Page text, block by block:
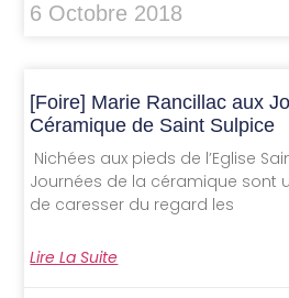
6 Octobre 2018
[Foire] Marie Rancillac aux
Céramique de Saint Sulpice
Nichées aux pieds de l’Eglise
Journées de la céramique sont
de caresser du regard les
Lire La Suite